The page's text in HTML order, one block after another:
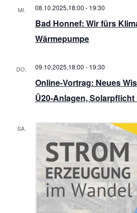
MI.
Bad Honnef: Wir fürs
Wärmepumpe
08.10.2025,18:00 - 19:30
DO.
Online-Vortrag: Neues
Ü20-Anlagen,
09.10.2025,18:00 - 19:30
SA.